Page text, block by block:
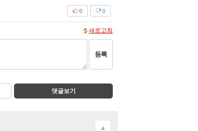
0
0
새로고침
등록
댓글보기
▲